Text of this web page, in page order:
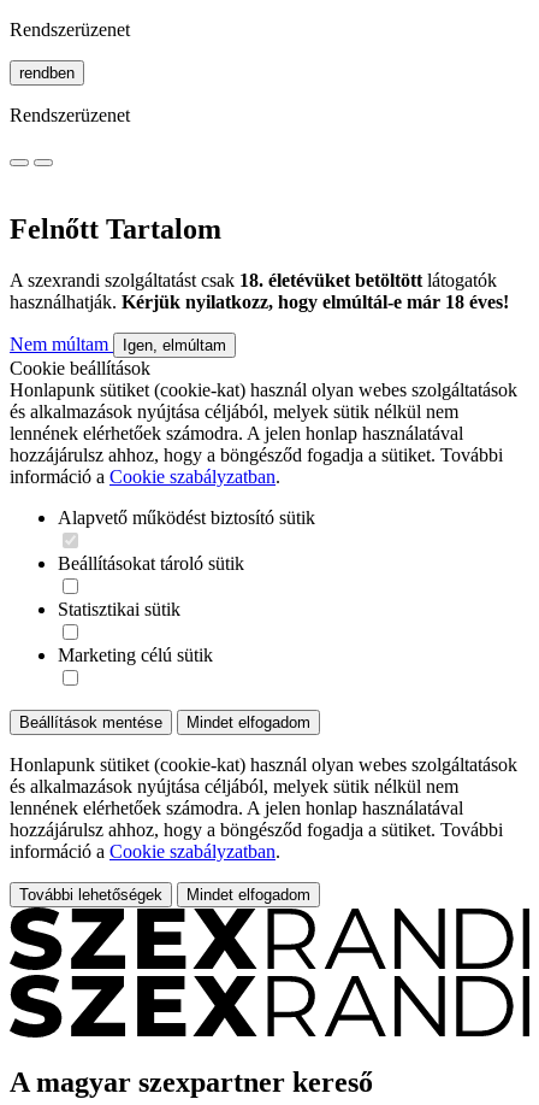
Rendszerüzenet
rendben
Rendszerüzenet
Felnőtt Tartalom
A szexrandi szolgáltatást csak 18. életévüket betöltött látogatók
használhatják. Kérjük nyilatkozz, hogy elmúltál-e már 18 éves!
Nem múltam Igen, elmúltam
Cookie beállítások
Honlapunk sütiket (cookie-kat) használ olyan webes szolgáltatások
és alkalmazások nyújtása céljából, melyek sütik nélkül nem
lennének elérhetőek számodra. A jelen honlap használatával
hozzájárulsz ahhoz, hogy a böngésződ fogadja a sütiket. További
információ a Cookie szabályzatban.
Alapvető működést biztosító sütik
Beállításokat tároló sütik
Statisztikai sütik
Marketing célú sütik
Beállítások mentése Mindet elfogadom
Honlapunk sütiket (cookie-kat) használ olyan webes szolgáltatások
és alkalmazások nyújtása céljából, melyek sütik nélkül nem
lennének elérhetőek számodra. A jelen honlap használatával
hozzájárulsz ahhoz, hogy a böngésződ fogadja a sütiket. További
információ a Cookie szabályzatban.
További lehetőségek Mindet elfogadom
A magyar szexpartner kereső